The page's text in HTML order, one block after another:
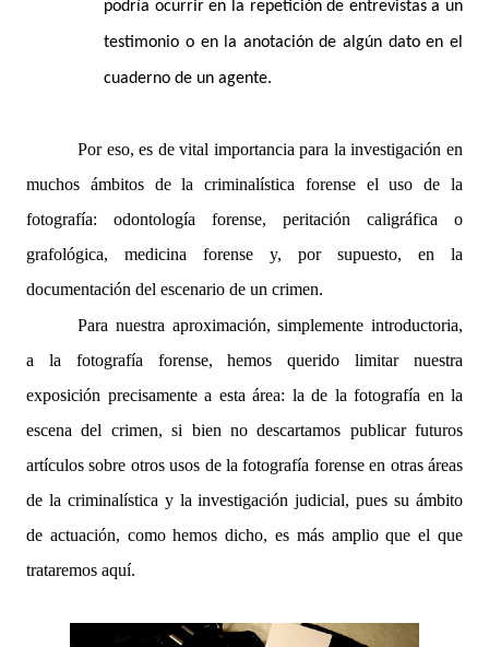
podría ocurrir en la repetición de entrevistas a un
testimonio o en la anotación de algún dato en el
cuaderno de un agente.
Por eso, es de vital importancia para la investigación en
muchos ámbitos de la criminalística forense el uso de la
fotografía: odontología forense, peritación caligráfica o
grafológica, medicina forense y, por supuesto, en la
documentación del escenario de un crimen.
Para nuestra aproximación, simplemente introductoria,
a la fotografía forense, hemos querido limitar nuestra
exposición precisamente a esta área: la de la fotografía en la
escena del crimen, si bien no descartamos publicar futuros
artículos sobre otros usos de la fotografía forense en otras áreas
de la criminalística y la investigación judicial, pues su ámbito
de actuación, como hemos dicho, es más amplio que el que
trataremos aquí.